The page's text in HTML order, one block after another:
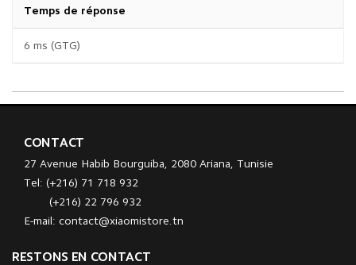
Temps de réponse
6 ms (GTG)
CONTACT
27 Avenue Habib Bourguiba, 2080 Ariana, Tunisie
Tel: (+216) 71 718 932
(+216) 22 796 932
E-mail: contact@xiaomistore.tn
RESTONS EN CONTACT